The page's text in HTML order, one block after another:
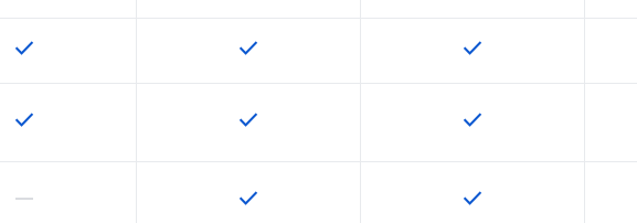
이 기능은 SKU에서 사용할 수 있습니다.
check 이 기능은 SKU에서 사용할 수 있습니다.
check 이 기능은 SKU에서 사
check
이 기능은 SKU에서 사용할 수 있습니다.
check 이 기능은 SKU에서 사용할 수 있습니다.
check 이 기능은 SKU에서 사
check
이 기능은 이 SKU에서 지원되지 않습니다.
horizontal_rule 이 기능은 SKU에서 사용할 수 있습니다.
check 이 기능은 SKU에서 사
check